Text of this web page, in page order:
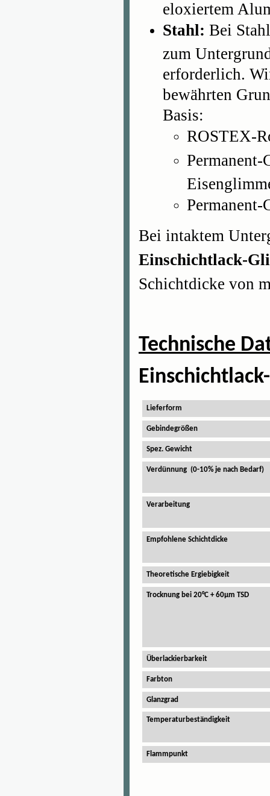
eloxiertem
Stahl: Bei
zum
erforderlich.
bewährten
Basis:
ROSTEX-
Bei intaktem
Einschichtlack-
Schichtdicke von
Technische
Lieferform
Gebindegrößen
Spez. Gewicht
Verdünnung (0-10% je nach Bedarf)
Verarbeitung
Empfohlene Schichtdicke
Theoretische Ergiebigkeit
Trocknung bei 20°C + 60µm TSD
Überlackierbarkeit
Farbton
Glanzgrad
Temperaturbeständigkeit
Flammpunkt